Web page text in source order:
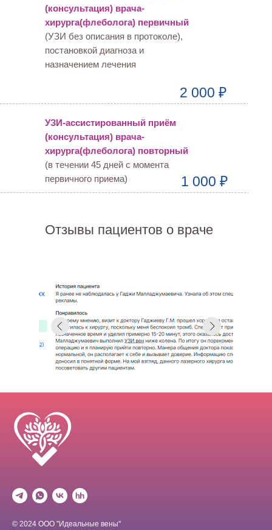
(консультация) врача-
хирурга(флеболога) первичный
(УЗИ без описания в протоколе),
постановкой диагноза и
назначением лечения
2 000 ₽
УЗИ-ассистированный приём
(консультация) врача-
хирурга(флеболога) повторный
(в течении 45 дней с момента
первичного приема)
1 000 ₽
Отзывы пациентов о враче
© 2024 ООО "Идеальные вены"